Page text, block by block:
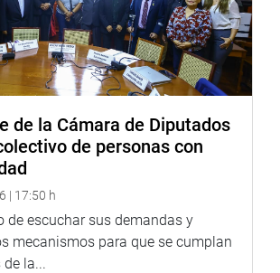
por Covid-19, 40 se encuentran
y 16 fallecidos (11 de ellos en la
3 en las últimas 36 horas).
las declaraciones vertidas por el
por su delicado estado de salud.
se puede aplicar un concepto de
para argumentar igualdad, cuando
desde un punto de vista de ciudadanía
que si necesita ser priorizado por
en la lucha contra el Covid-
de la Cámara de Diputados
de personas con
| 17:50 h
de escuchar sus demandas y
mecanismos para que se cumplan
la...